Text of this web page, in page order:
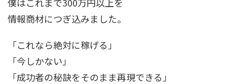
情報商材につぎ込みました。
「これなら絶対に稼げる」
「今しかない」
「成功者の秘訣をそのまま再現できる」